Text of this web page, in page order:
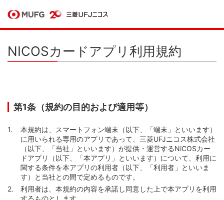
NICOSカードアプリ利用規約
第1条（規約の目的および適用等）
本規約は、スマートフォン端末（以下、「端末」といいます）
に用いられる専用のアプリであって、三菱UFJニコス株式会社
（以下、「当社」といいます）が提供・運営するNiCOSカー
ドアプリ（以下、「本アプリ」といいます）について、利用に
関する条件を本アプリの利用者（以下、「利用者」といいま
す）と当社との間で定めるものです。
利用者は、本規約の内容を承諾し同意した上で本アプリを利用
するものとします。